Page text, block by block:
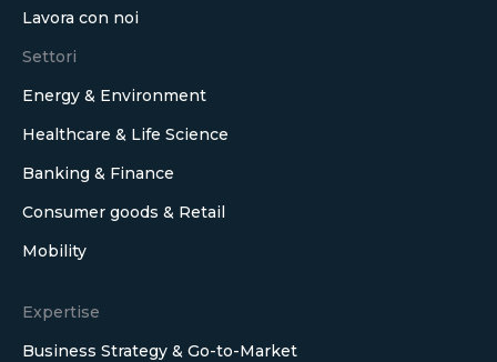
Lavora con noi
Settori
Energy & Environment
Healthcare & Life Science
Banking & Finance
Consumer goods & Retail
Mobility
Expertise
Business Strategy & Go-to-Market